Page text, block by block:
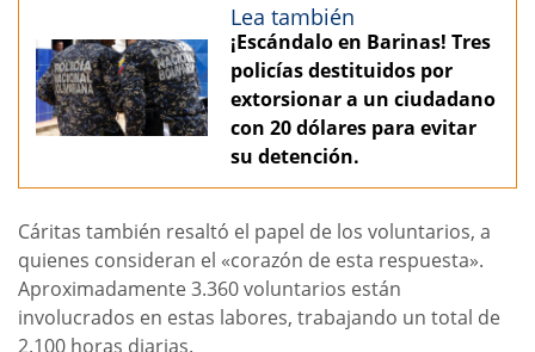
Lea también
¡Escándalo en Barinas! Tres
policías destituidos por
extorsionar a un ciudadano
con 20 dólares para evitar
su detención.
Cáritas también resaltó el papel de los voluntarios, a
quienes consideran el «corazón de esta respuesta».
Aproximadamente 3.360 voluntarios están
involucrados en estas labores, trabajando un total de
2.100 horas diarias.